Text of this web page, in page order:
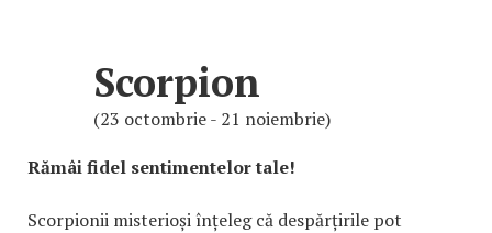
Scorpion
(23 octombrie - 21 noiembrie)
Rămâi fidel sentimentelor tale!
Scorpionii misterioși înțeleg că despărțirile pot